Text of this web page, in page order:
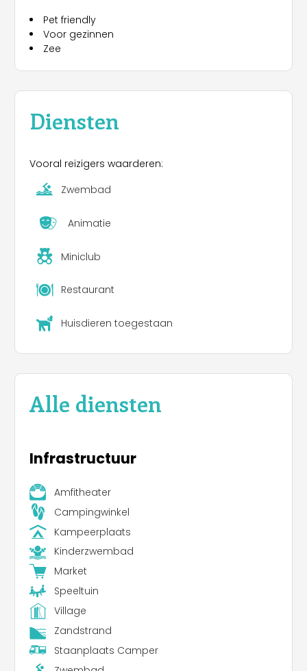
zand en ondiep water zorgt ervoor dat ook de
kleine kinderen van een aangename vakantie
kunnen genieten. Op het strand is er een speeltuin,
welkom.
Pet friendly
Voor gezinnen
Zee
Diensten
Vooral reizigers waarderen:
Zwembad
Animatie
Miniclub
Restaurant
Huisdieren toegestaan
Alle diensten
Infrastructuur
Amfitheater
Campingwinkel
Kampeerplaats
Kinderzwembad
Market
Speeltuin
Village
Zandstrand
Staanplaats Camper